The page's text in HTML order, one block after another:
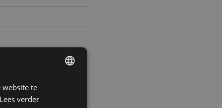
website te
Lees verder